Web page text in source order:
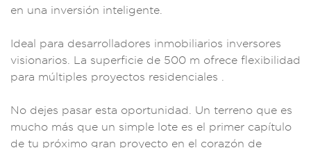
en una inversión inteligente.
Ideal para desarrolladores inmobiliarios inversores
visionarios. La superficie de 500 m ofrece flexibil idad
para múltiples proyectos residenciales .
No dejes pasar esta oportunidad. Un terreno que es
mucho más que un simpl e lote es el primer capítu lo
de tu próximo gran proyecto en el corazón de